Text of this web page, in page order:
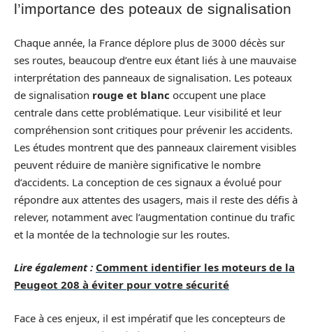
l’importance des poteaux de signalisation
Chaque année, la France déplore plus de 3000 décès sur
ses routes, beaucoup d’entre eux étant liés à une mauvaise
interprétation des panneaux de signalisation. Les poteaux
de signalisation rouge et blanc occupent une place
centrale dans cette problématique. Leur visibilité et leur
compréhension sont critiques pour prévenir les accidents.
Les études montrent que des panneaux clairement visibles
peuvent réduire de manière significative le nombre
d’accidents. La conception de ces signaux a évolué pour
répondre aux attentes des usagers, mais il reste des défis à
relever, notamment avec l’augmentation continue du trafic
et la montée de la technologie sur les routes.
Lire également : Comment identifier les moteurs de la
Peugeot 208 à éviter pour votre sécurité
Face à ces enjeux, il est impératif que les concepteurs de